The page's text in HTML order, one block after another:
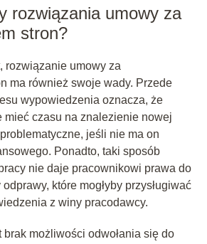
rozwiązania umowy za
stron?
rozwiązanie umowy za
ma również swoje wady. Przede
wypowiedzenia oznacza, że
mieć czasu na znalezienie nowej
jeśli nie ma on
Ponadto, taki sposób
nie daje pracownikowi prawa do
które mogłyby przysługiwać
z winy pracodawcy.
brak możliwości odwołania się do